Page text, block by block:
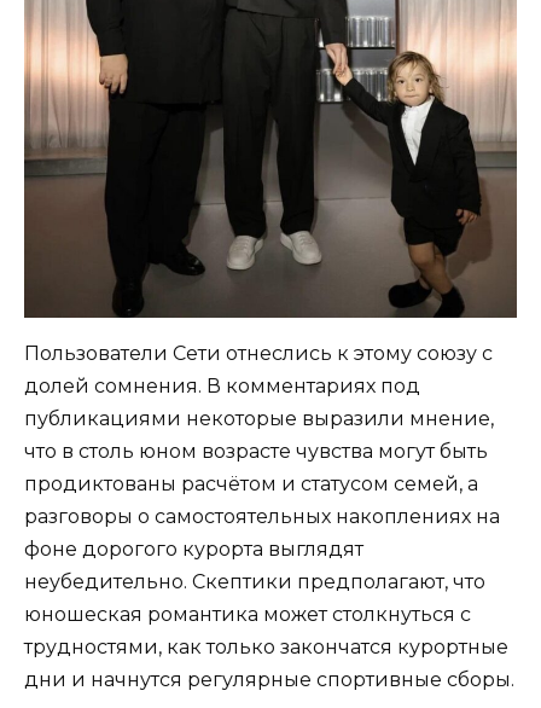
Пользователи Сети отнеслись к этому союзу с
долей сомнения. В комментариях под
публикациями некоторые выразили мнение,
что в столь юном возрасте чувства могут быть
продиктованы расчётом и статусом семей, а
разговоры о самостоятельных накоплениях на
фоне дорогого курорта выглядят
неубедительно. Скептики предполагают, что
юношеская романтика может столкнуться с
трудностями, как только закончатся курортные
дни и начнутся регулярные спортивные сборы.